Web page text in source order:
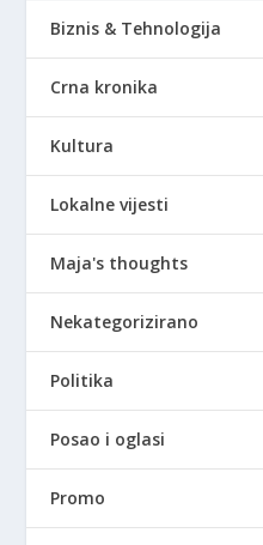
Biznis & Tehnologija
Crna kronika
Kultura
Lokalne vijesti
Maja's thoughts
Nekategorizirano
Politika
Posao i oglasi
Promo